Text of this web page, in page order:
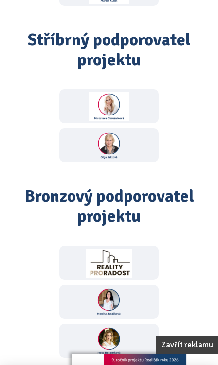
Zavřít reklamu
Stříbrný podporovatel
projektu
Bronzový podporovatel
projektu